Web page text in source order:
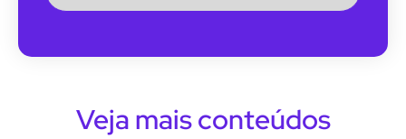
Veja mais conteúdos